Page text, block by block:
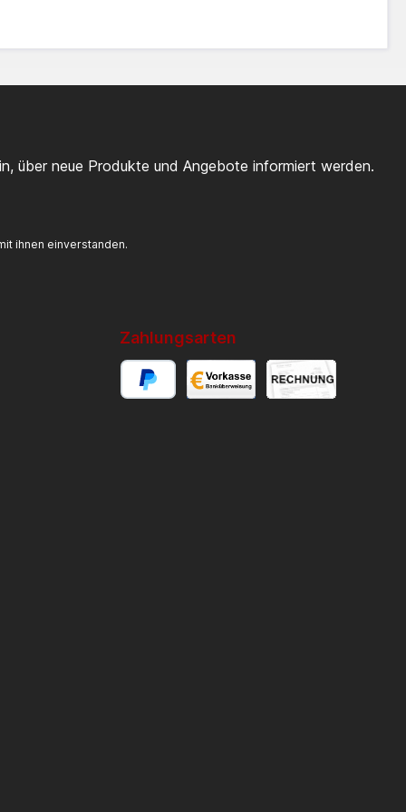
über neue Produkte und Angebote informiert werden.
ihnen einverstanden.
Zahlungsarten